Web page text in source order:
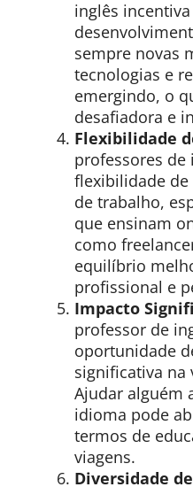
inglês
sempre novas
tecnologias e
emergindo, o
desafiadora e
Flexibilidade
professores de
flexibilidade
de trabalho,
que ensinam
como
equilíbrio
profissional e
Impacto
professor de
oportunidade
significativa na
Ajudar alguém
idioma pode
termos de
viagens.
Diversidade